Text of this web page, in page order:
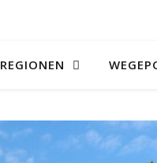
REGIONEN